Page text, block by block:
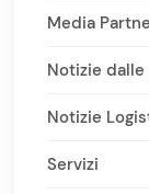
Media
Notizie dalle
Notizie
Servizi